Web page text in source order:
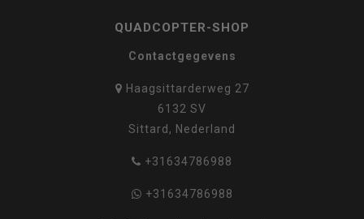
QUADCOPTER-SHOP
Contactgegevens
Haagsittarderweg 27
6132 SV
Sittard, Nederland
+31634786988
+31634786988